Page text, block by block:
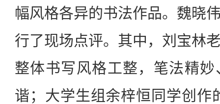
幅风格各异的书法作品。魏晓
行了现场点评。其中，刘宝林
整体书写风格工整，笔法精
谐；大学生组余梓恒同学创作